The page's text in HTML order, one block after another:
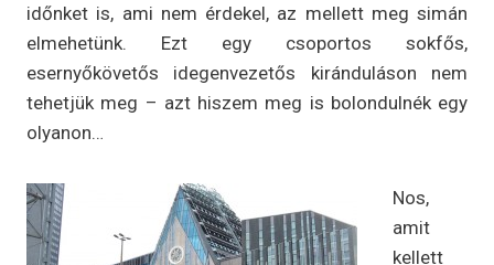
időnket is, ami nem érdekel, az mellett meg simán
elmehetünk. Ezt egy csoportos sokfős,
esernyőkövetős idegenvezetős kiránduláson nem
tehetjük meg – azt hiszem meg is bolondulnék egy
olyanon…
Nos,
amit
kellett